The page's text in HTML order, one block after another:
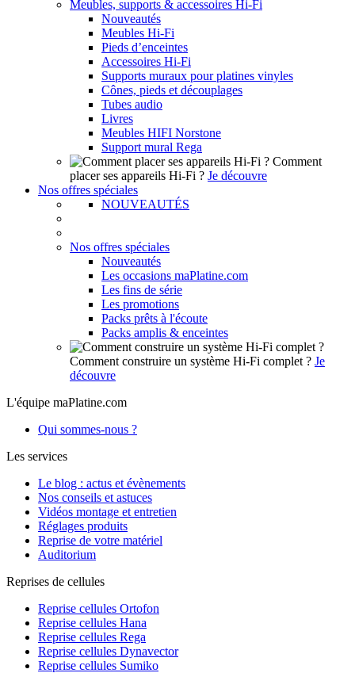
Meubles, supports & accessoires Hi-Fi
Nouveautés
Meubles Hi-Fi
Pieds d’enceintes
Accessoires Hi-Fi
Supports muraux pour platines vinyles
Cônes, pieds et découplages
Tubes audio
Livres
Meubles HIFI Norstone
Support mural Rega
Comment
placer ses appareils Hi-Fi ? Je découvre
Nos offres spéciales
NOUVEAUTÉS
Nos offres spéciales
Nouveautés
Les occasions maPlatine.com
Les fins de série
Les promotions
Packs prêts à l'écoute
Packs amplis & enceintes
Comment construire un système Hi-Fi complet ? Je
découvre
L'équipe maPlatine.com
Qui sommes-nous ?
Les services
Le blog : actus et évènements
Nos conseils et astuces
Vidéos montage et entretien
Réglages produits
Reprise de votre matériel
Auditorium
Reprises de cellules
Reprise cellules Ortofon
Reprise cellules Hana
Reprise cellules Rega
Reprise cellules Dynavector
Reprise cellules Sumiko